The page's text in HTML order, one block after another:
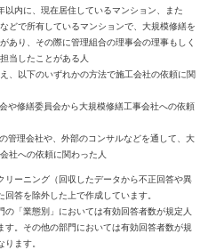
以内に、現在居住しているマンション、また
どで所有しているマンションで、大規模修繕を
あり、その際に管理組合の理事会の理事もしく
当したことがある人
え、以下のいずれかの方法で施工会社の依頼に関
や修繕委員会から大規模修繕工事会社への依頼
管理会社や、外部のコンサルなどを通して、大
社への依頼に関わった人
ーニング（回収したデータから不正回答や異
答を除外した上で作成しています。
「業態別」においては有効回答者数が規定人
。その他の部門においては有効回答者数が規
ます。